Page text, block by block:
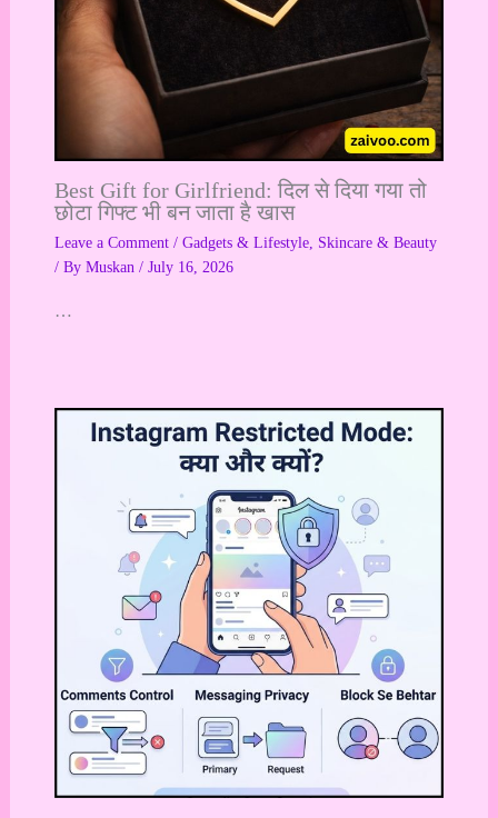
Best Gift for Girlfriend: दिल से दिया गया तो
छोटा गिफ्ट भी बन जाता है खास
Leave a Comment / Gadgets & Lifestyle, Skincare & Beauty
/ By Muskan / July 16, 2026
…